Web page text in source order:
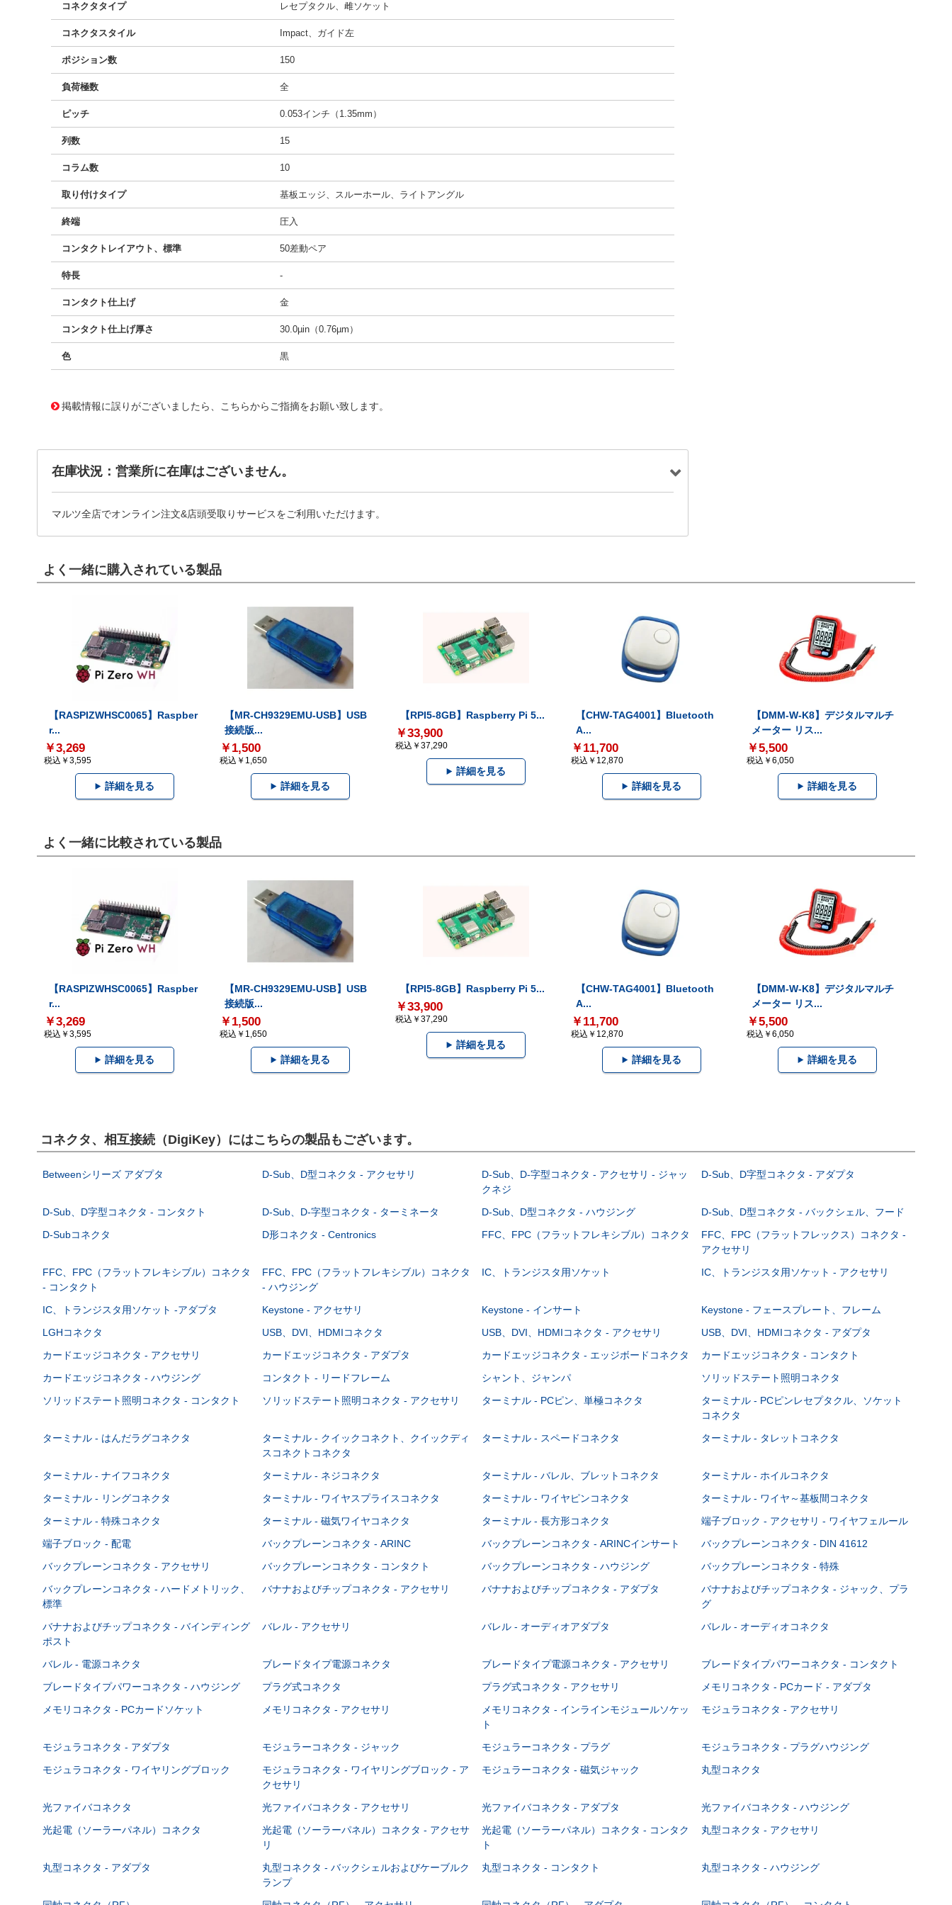
コネクタタイプ レセプタクル、雌ソケット
コネクタスタイル Impact、ガイド左
ポジション数 150
負荷極数 全
ピッチ 0.053インチ（1.35mm）
列数 15
コラム数 10
取り付けタイプ 基板エッジ、スルーホール、ライトアングル
終端 圧入
コンタクトレイアウト、標準 50差動ペア
特長 -
コンタクト仕上げ 金
コンタクト仕上げ厚さ 30.0µin（0.76µm）
色 黒
掲載情報に誤りがございましたら、こちらからご指摘をお願い致します。
在庫状況：営業所に在庫はございません。
マルツ全店でオンライン注文&店頭受取りサービスをご利用いただけます。
よく一緒に購入されている製品
【RASPIZWHSC0065】Raspber
r...
￥3,269
税込￥3,595
詳細を見る
【MR-CH9329EMU-USB】USB
接続版...
￥1,500
税込￥1,650
詳細を見る
【RPI5-8GB】Raspberry Pi 5...
￥33,900
税込￥37,290
詳細を見る
【CHW-TAG4001】Bluetooth
A...
￥11,700
税込￥12,870
詳細を見る
【DMM-W-K8】デジタルマルチ
メーター リス...
￥5,500
税込￥6,050
詳細を見る
よく一緒に比較されている製品
【RASPIZWHSC0065】Raspber
r...
￥3,269
税込￥3,595
詳細を見る
【MR-CH9329EMU-USB】USB
接続版...
￥1,500
税込￥1,650
詳細を見る
【RPI5-8GB】Raspberry Pi 5...
￥33,900
税込￥37,290
詳細を見る
【CHW-TAG4001】Bluetooth
A...
￥11,700
税込￥12,870
詳細を見る
【DMM-W-K8】デジタルマルチ
メーター リス...
￥5,500
税込￥6,050
詳細を見る
コネクタ、相互接続（DigiKey）にはこちらの製品もございます。
Betweenシリーズ アダプタ D-Sub、D型コネクタ - アクセサリ
D-Sub、D-字型コネクタ - アクセサリ - ジャッ
クネジ
D-Sub、D字型コネクタ - アダプタ
D-Sub、D字型コネクタ - コンタクト D-Sub、D-字型コネクタ - ターミネータ D-Sub、D型コネクタ - ハウジング
D-Sub、D型コネクタ - バックシェル、フード
D-Subコネクタ
D形コネクタ - Centronics FFC、FPC（フラットフレキシブル）コネクタ
FFC、FPC（フラットフレックス）コネクタ -
アクセサリ
FFC、FPC（フラットフレキシブル）コネクタ
- コンタクト
FFC、FPC（フラットフレキシブル）コネクタ
- ハウジング
IC、トランジスタ用ソケット IC、トランジスタ用ソケット - アクセサリ
IC、トランジスタ用ソケット -アダプタ Keystone - アクセサリ Keystone - インサート
Keystone - フェースプレート、フレーム
LGHコネクタ
USB、DVI、HDMIコネクタ USB、DVI、HDMIコネクタ - アクセサリ
USB、DVI、HDMIコネクタ - アダプタ
カードエッジコネクタ - アクセサリ
カードエッジコネクタ - アダプタ カードエッジコネクタ - エッジボードコネクタ
カードエッジコネクタ - コンタクト
カードエッジコネクタ - ハウジング
コンタクト - リードフレーム シャント、ジャンパ
ソリッドステート照明コネクタ
ソリッドステート照明コネクタ - コンタクト
ソリッドステート照明コネクタ - アクセサリ ターミナル - PCピン、単極コネクタ
ターミナル - PCピンレセプタクル、ソケット
コネクタ
ターミナル - はんだラグコネクタ
ターミナル - クイックコネクト、クイックディ
スコネクトコネクタ
ターミナル - スペードコネクタ ターミナル - タレットコネクタ
ターミナル - ナイフコネクタ ターミナル - ネジコネクタ ターミナル - バレル、ブレットコネクタ
ターミナル - ホイルコネクタ
ターミナル - リングコネクタ
ターミナル - ワイヤスプライスコネクタ ターミナル - ワイヤピンコネクタ
ターミナル - ワイヤ～基板間コネクタ
ターミナル - 特殊コネクタ
ターミナル - 磁気ワイヤコネクタ ターミナル - 長方形コネクタ
端子ブロック - アクセサリ - ワイヤフェルール
端子ブロック - 配電
バックプレーンコネクタ - ARINC バックプレーンコネクタ - ARINCインサート
バックプレーンコネクタ - DIN 41612
バックプレーンコネクタ - アクセサリ
バックプレーンコネクタ - コンタクト バックプレーンコネクタ - ハウジング
バックプレーンコネクタ - 特殊
バックプレーンコネクタ - ハードメトリック、
標準
バナナおよびチップコネクタ - アクセサリ バナナおよびチップコネクタ - アダプタ
バナナおよびチップコネクタ - ジャック、プラ
グ
バナナおよびチップコネクタ - バインディング
ポスト
バレル - アクセサリ バレル - オーディオアダプタ バレル - オーディオコネクタ
バレル - 電源コネクタ ブレードタイプ電源コネクタ ブレードタイプ電源コネクタ - アクセサリ
ブレードタイプパワーコネクタ - コンタクト
ブレードタイプパワーコネクタ - ハウジング
プラグ式コネクタ プラグ式コネクタ - アクセサリ
メモリコネクタ - PCカード - アダプタ
メモリコネクタ - PCカードソケット
メモリコネクタ - アクセサリ
メモリコネクタ - インラインモジュールソケッ
ト
モジュラコネクタ - アクセサリ
モジュラコネクタ - アダプタ モジュラーコネクタ - ジャック モジュラーコネクタ - プラグ
モジュラコネクタ - プラグハウジング
モジュラコネクタ - ワイヤリングブロック
モジュラコネクタ - ワイヤリングブロック - ア
クセサリ
モジュラーコネクタ - 磁気ジャック 丸型コネクタ
光ファイバコネクタ 光ファイバコネクタ - アクセサリ 光ファイバコネクタ - アダプタ
光ファイバコネクタ - ハウジング
光起電（ソーラーパネル）コネクタ
光起電（ソーラーパネル）コネクタ - アクセサ
リ
光起電（ソーラーパネル）コネクタ - コンタク
ト
丸型コネクタ - アクセサリ
丸型コネクタ - アダプタ
丸型コネクタ - バックシェルおよびケーブルク
ランプ
丸型コネクタ - コンタクト 丸型コネクタ - ハウジング